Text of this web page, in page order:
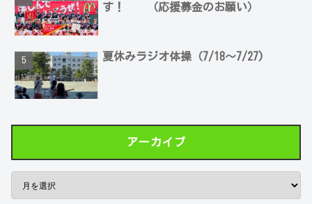
す！ （応援募金のお願い）
夏休みラジオ体操（7/18～7/27)
アーカイブ